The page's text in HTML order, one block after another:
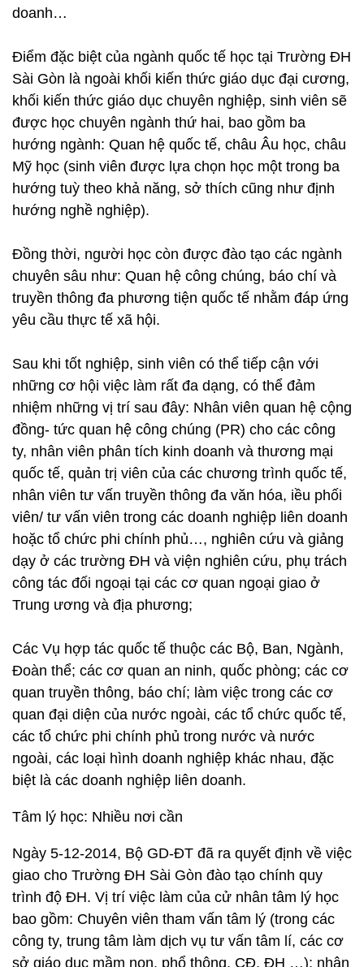
doanh…
Điểm đặc biệt của ngành quốc tế học tại Trường ĐH
Sài Gòn là ngoài khối kiến thức giáo dục đại cương,
khối kiến thức giáo dục chuyên nghiệp, sinh viên sẽ
được học chuyên ngành thứ hai, bao gồm ba
hướng ngành: Quan hệ quốc tế, châu Âu học, châu
Mỹ học (sinh viên được lựa chọn học một trong ba
hướng tuỳ theo khả năng, sở thích cũng như định
hướng nghề nghiệp).
Đồng thời, người học còn được đào tạo các ngành
chuyên sâu như: Quan hệ công chúng, báo chí và
truyền thông đa phương tiện quốc tế nhằm đáp ứng
yêu cầu thực tế xã hội.
Sau khi tốt nghiệp, sinh viên có thể tiếp cận với
những cơ hội việc làm rất đa dạng, có thể đảm
nhiệm những vị trí sau đây: Nhân viên quan hệ cộng
đồng- tức quan hệ công chúng (PR) cho các công
ty, nhân viên phân tích kinh doanh và thương mại
quốc tế, quản trị viên của các chương trình quốc tế,
nhân viên tư vấn truyền thông đa văn hóa, iều phối
viên/ tư vấn viên trong các doanh nghiệp liên doanh
hoặc tổ chức phi chính phủ…, nghiên cứu và giảng
dạy ở các trường ĐH và viện nghiên cứu, phụ trách
công tác đối ngoại tại các cơ quan ngoại giao ở
Trung ương và địa phương;
Các Vụ hợp tác quốc tế thuộc các Bộ, Ban, Ngành,
Đoàn thể; các cơ quan an ninh, quốc phòng; các cơ
quan truyền thông, báo chí; làm việc trong các cơ
quan đại diện của nước ngoài, các tổ chức quốc tế,
các tổ chức phi chính phủ trong nước và nước
ngoài, các loại hình doanh nghiệp khác nhau, đặc
biệt là các doanh nghiệp liên doanh.
Tâm lý học: Nhiều nơi cần
Ngày 5-12-2014, Bộ GD-ĐT đã ra quyết định về việc
giao cho Trường ĐH Sài Gòn đào tạo chính quy
trình độ ĐH. Vị trí việc làm của cử nhân tâm lý học
bao gồm: Chuyên viên tham vấn tâm lý (trong các
công ty, trung tâm làm dịch vụ tư vấn tâm lí, các cơ
sở giáo dục mầm non, phổ thông, CĐ, ĐH …); nhân